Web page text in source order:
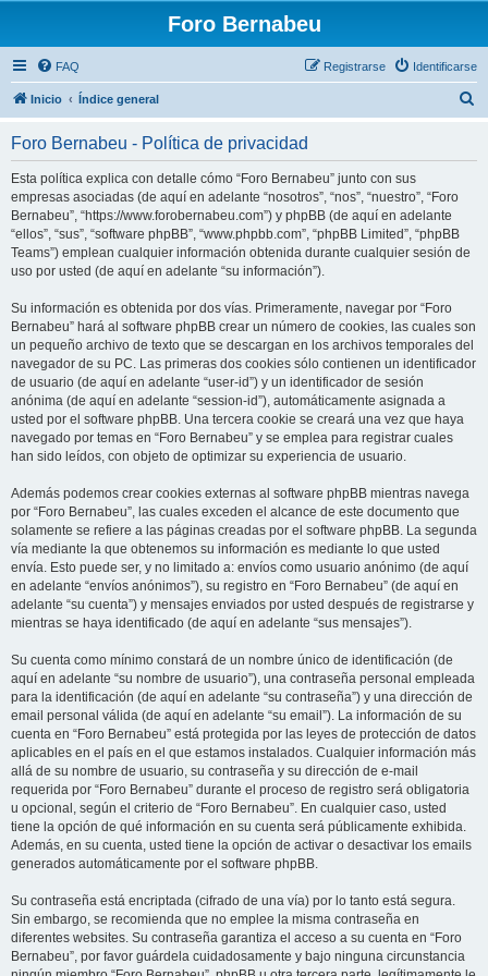
Foro Bernabeu
FAQ Identificarse
Registrarse
Inicio Índice general
Foro Bernabeu - Política de privacidad
Esta política explica con detalle cómo “Foro Bernabeu” junto con sus
empresas asociadas (de aquí en adelante “nosotros”, “nos”, “nuestro”, “Foro
Bernabeu”, “https://www.forobernabeu.com”) y phpBB (de aquí en adelante
“ellos”, “sus”, “software phpBB”, “www.phpbb.com”, “phpBB Limited”, “phpBB
Teams”) emplean cualquier información obtenida durante cualquier sesión de
uso por usted (de aquí en adelante “su información”).
Su información es obtenida por dos vías. Primeramente, navegar por “Foro
Bernabeu” hará al software phpBB crear un número de cookies, las cuales son
un pequeño archivo de texto que se descargan en los archivos temporales del
navegador de su PC. Las primeras dos cookies sólo contienen un identificador
de usuario (de aquí en adelante “user-id”) y un identificador de sesión
anónima (de aquí en adelante “session-id”), automáticamente asignada a
usted por el software phpBB. Una tercera cookie se creará una vez que haya
navegado por temas en “Foro Bernabeu” y se emplea para registrar cuales
han sido leídos, con objeto de optimizar su experiencia de usuario.
Además podemos crear cookies externas al software phpBB mientras navega
por “Foro Bernabeu”, las cuales exceden el alcance de este documento que
solamente se refiere a las páginas creadas por el software phpBB. La segunda
vía mediante la que obtenemos su información es mediante lo que usted
envía. Esto puede ser, y no limitado a: envíos como usuario anónimo (de aquí
en adelante “envíos anónimos”), su registro en “Foro Bernabeu” (de aquí en
adelante “su cuenta”) y mensajes enviados por usted después de registrarse y
mientras se haya identificado (de aquí en adelante “sus mensajes”).
Su cuenta como mínimo constará de un nombre único de identificación (de
aquí en adelante “su nombre de usuario”), una contraseña personal empleada
para la identificación (de aquí en adelante “su contraseña”) y una dirección de
email personal válida (de aquí en adelante “su email”). La información de su
cuenta en “Foro Bernabeu” está protegida por las leyes de protección de datos
aplicables en el país en el que estamos instalados. Cualquier información más
allá de su nombre de usuario, su contraseña y su dirección de e-mail
requerida por “Foro Bernabeu” durante el proceso de registro será obligatoria
u opcional, según el criterio de “Foro Bernabeu”. En cualquier caso, usted
tiene la opción de qué información en su cuenta será públicamente exhibida.
Además, en su cuenta, usted tiene la opción de activar o desactivar los emails
generados automáticamente por el software phpBB.
Su contraseña está encriptada (cifrado de una vía) por lo tanto está segura.
Sin embargo, se recomienda que no emplee la misma contraseña en
diferentes websites. Su contraseña garantiza el acceso a su cuenta en “Foro
Bernabeu”, por favor guárdela cuidadosamente y bajo ninguna circunstancia